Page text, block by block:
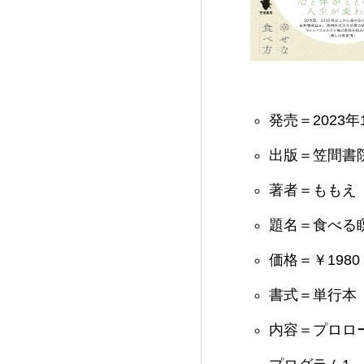
発売＝2023
出版＝笠間書
著者＝ももえ
題名＝食べる
価格＝￥1980
書式＝単行本
内容＝プロ